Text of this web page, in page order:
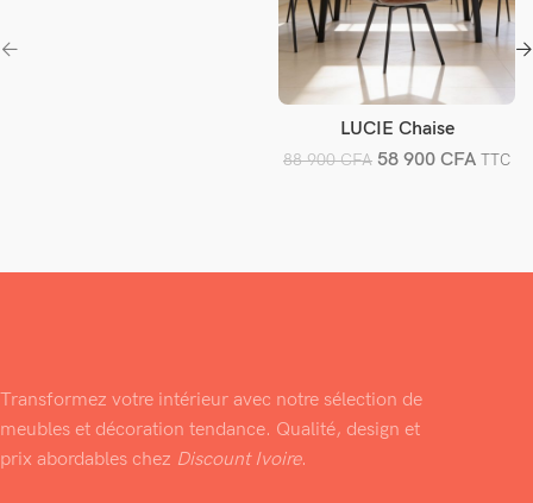
Ajouter au panier
LUCIE Chaise
88 900CFA 58 900 CFA TTC
Transformez votre intérieur avec notre sélection de
meubles et décoration tendance. Qualité, design et
prix abordables chez Discount Ivoire.